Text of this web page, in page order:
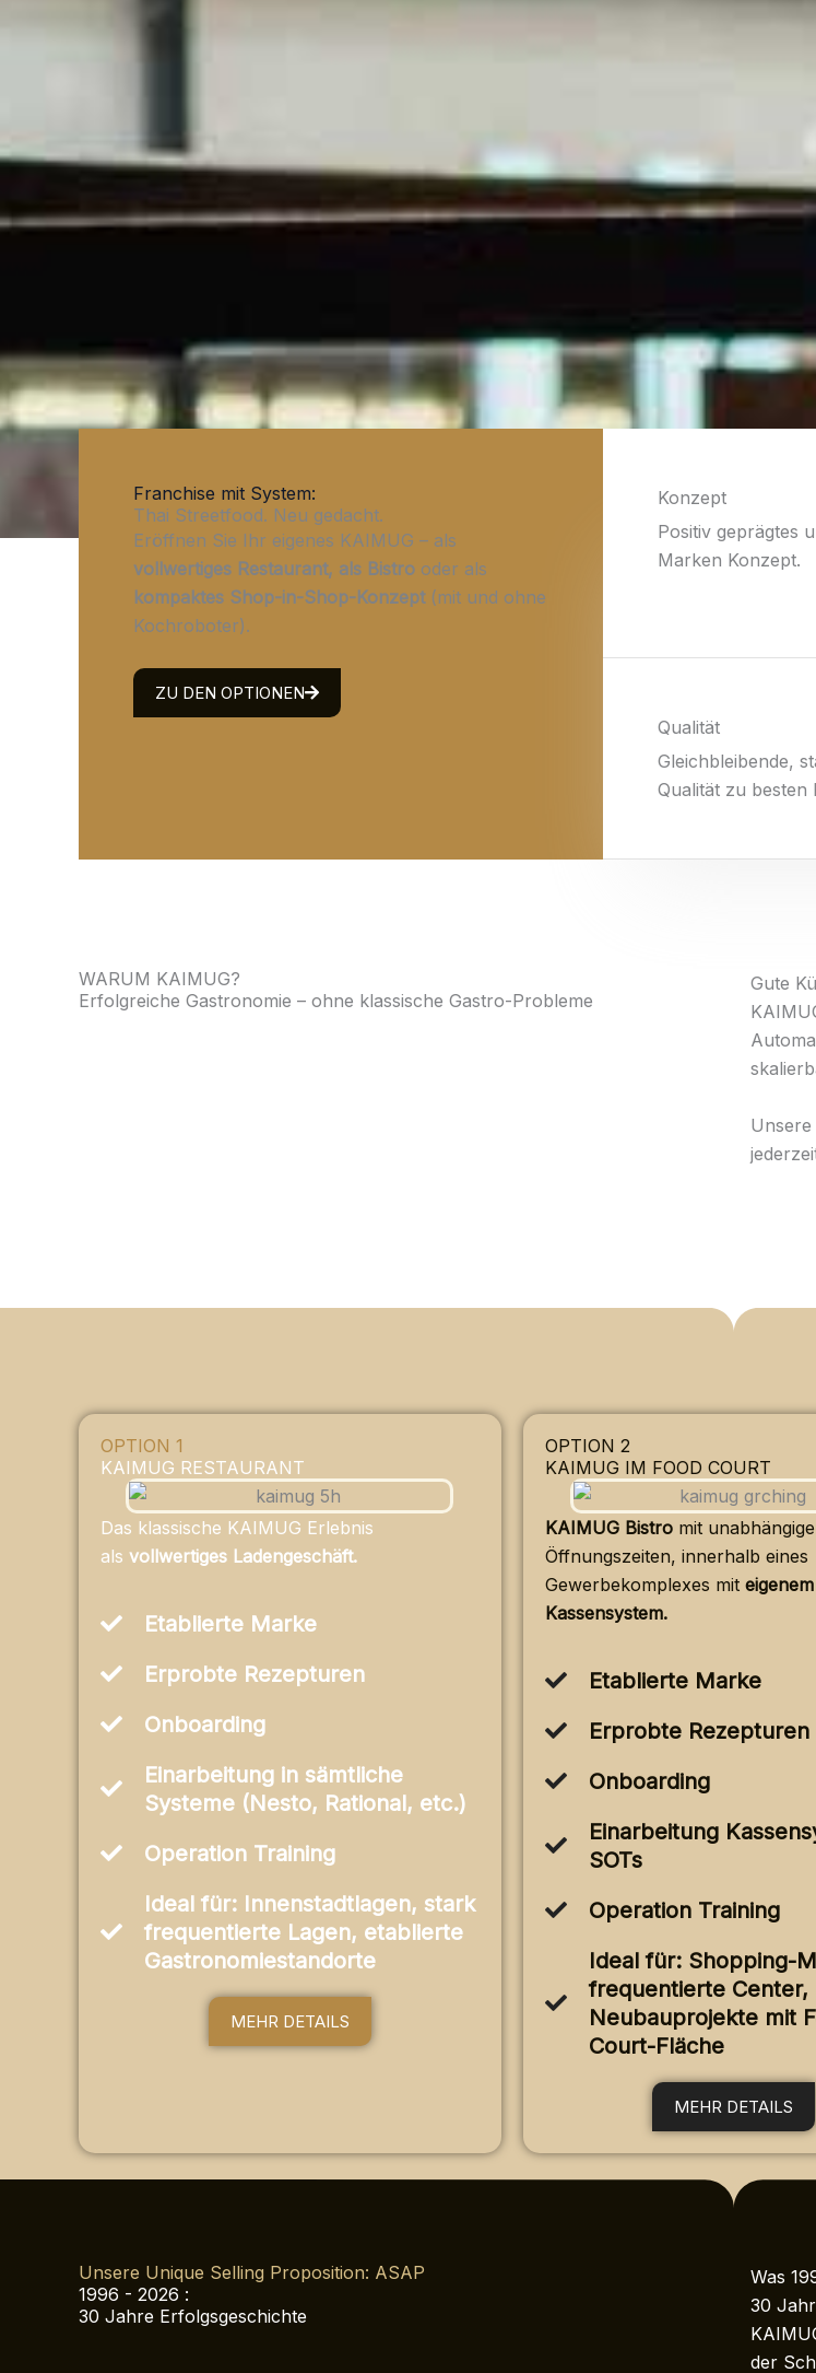
Franchise mit System:
Thai Streetfood. Neu gedacht.
Eröffnen Sie Ihr eigenes KAIMUG – als
vollwertiges Restaurant, als Bistro oder als
kompaktes Shop-in-Shop-Konzept(mit und ohne
Kochroboter).
ZU DEN OPTIONEN
Konzept
Positiv geprägtes
Marken Konzept.
Qualität
Gleichbleibende,
Qualität zu besten
WARUM KAIMUG?
Erfolgreiche Gastronomie – ohne klassische Gastro-Probleme
Gute
OPTION 1
KAIMUG RESTAURANT
Das klassische KAIMUG Erlebnis
als vollwertiges Ladengeschäft.
Etablierte Marke
Erprobte Rezepturen
Onboarding
Einarbeitung in sämtliche
Systeme (Nesto, Rational, etc.)
Operation Training
Ideal für: Innenstadtlagen, stark
frequentierte Lagen, etablierte
Gastronomiestandorte
MEHR DETAILS
OPTION 2
KAIMUG IM FOOD COURT
KAIMUG Bistro mit
Öffnungszeiten, innerhalb eines
Gewerbekomplexes mit eigenem
Kassensystem.
Etablierte Marke
Erprobte Rezepturen
Onboarding
Einarbeitung
SOTs
Operation Training
Ideal für: Shopping-
frequentierte Center,
Neubauprojekte mit
Court-Fläche
MEHR DETAILS
Unsere Unique Selling Proposition: ASAP
1996 - 2026 :
30 Jahre Erfolgsgeschichte
Was
30
der